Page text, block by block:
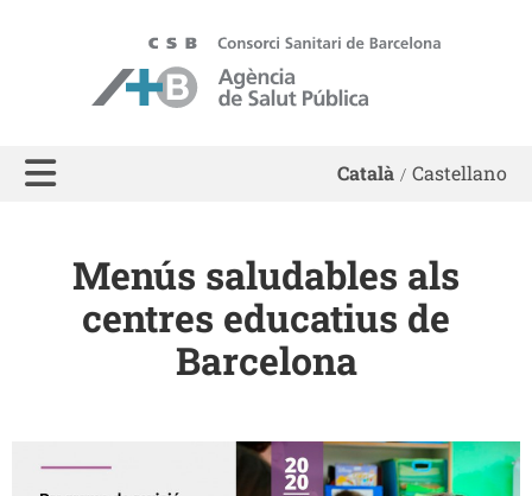
ASPB - Agència de Salut Pública de Barcelona
Català Castellano
Menús saludables als
centres educatius de
Barcelona